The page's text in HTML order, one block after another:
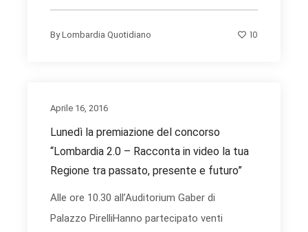
ByLombardia Quotidiano 10
Aprile 16, 2016
Lunedì la premiazione del concorso
“Lombardia 2.0 – Racconta in video la tua
Regione tra passato, presente e futuro”
Alle ore 10.30 all’Auditorium Gaber di
Palazzo PirelliHanno partecipato venti